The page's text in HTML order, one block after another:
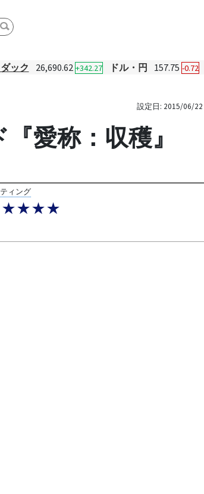
ック 26,690.62 +342.27 ドル・円 157.75 -0.72
設定日: 2015/06/22
愛称：収穫』
ィング